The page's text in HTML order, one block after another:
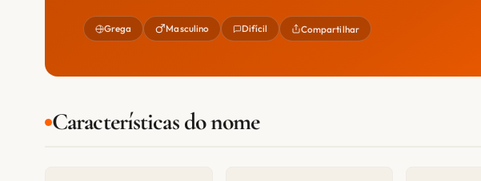
Grega Masculino Difícil Compartilhar
Características do nome